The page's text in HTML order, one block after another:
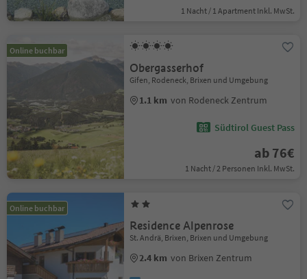
1 Nacht / 1 Apartment Inkl. MwSt.
Online buchbar
Obergasserhof
Gifen, Rodeneck, Brixen und Umgebung
1.1 km von Rodeneck Zentrum
Südtirol Guest Pass
ab 76€
1 Nacht / 2 Personen Inkl. MwSt.
Online buchbar
Residence Alpenrose
St. Andrä, Brixen, Brixen und Umgebung
2.4 km von Brixen Zentrum